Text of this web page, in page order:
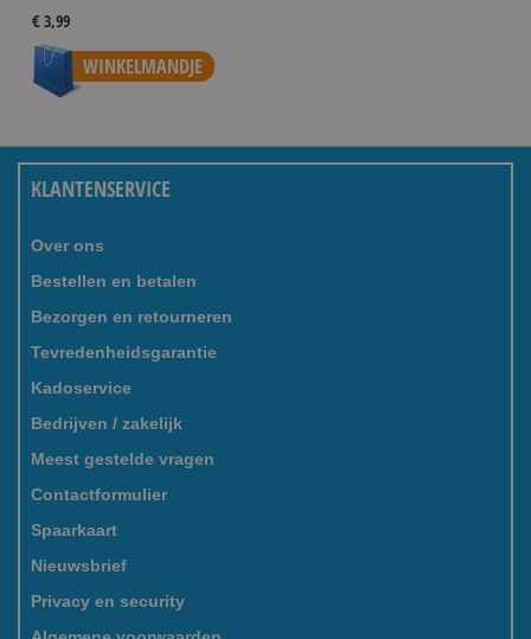
€ 3,99
WINKELMANDJE
KLANTENSERVICE
Over ons
Bestellen en betalen
Bezorgen en retourneren
Tevredenheidsgarantie
Kadoservice
Bedrijven / zakelijk
Meest gestelde vragen
Contactformulier
Spaarkaart
Nieuwsbrief
Privacy en security